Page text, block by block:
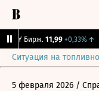
CNY Бирж. 11,99 +0,33%↑
Ситуация на
5 февраля 2026 /